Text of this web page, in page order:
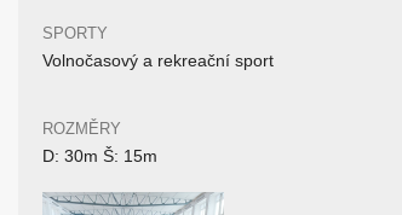
SPORTY
Volnočasový a rekreační sport
ROZMĚRY
D: 30m Š: 15m